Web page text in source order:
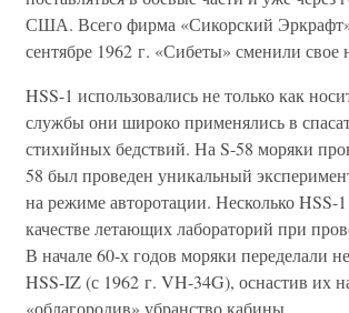
США. Всего фирма «Сикорский Эркрафт»
сентябре 1962 г. «Сибеты» сменили свое
HSS-1 использовались не только как
службы они широко применялись в
стихийных бедствий. На S-58 моряки
58 был проведен уникальный
на режиме авторотации. Несколько HSS-
качестве летающих лабораторий при
В начале 60-х годов моряки переделали
HSS-IZ (с 1962 г. VH-34G), оснастив их
«облагородив» убранство кабины.